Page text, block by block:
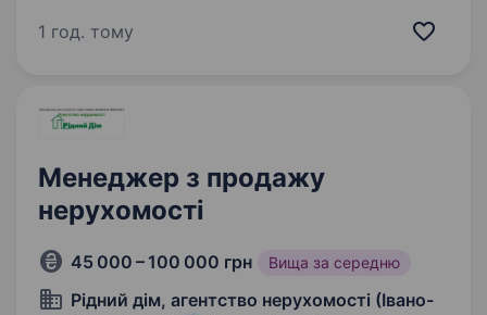
іграшок і товарів для дітей. Ми не просто
1 год. тому
Менеджер з продажу
нерухомості
45 000 – 100 000 грн Вища за середню
Рідний дім, агентство нерухомості (Івано-